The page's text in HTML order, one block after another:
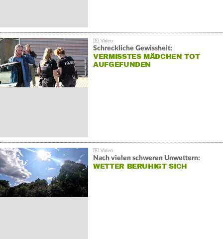
Schreckliche Gewissheit:
VERMISSTES MÄDCHEN TOT
AUFGEFUNDEN
Nach vielen schweren Unwettern:
WETTER BERUHIGT SICH